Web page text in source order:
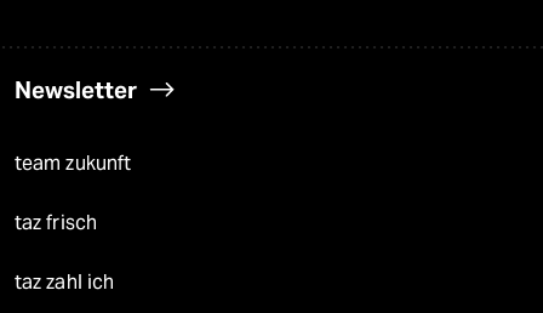
Newsletter
team zukunft
taz frisch
taz zahl ich